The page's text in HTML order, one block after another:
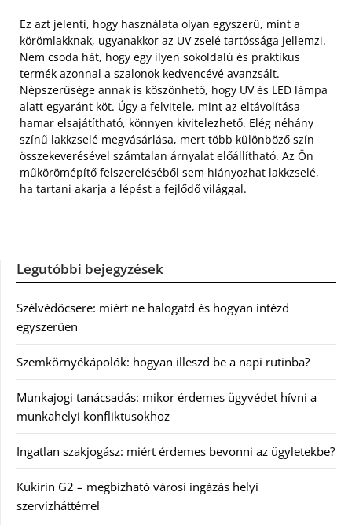
Ez azt jelenti, hogy használata olyan egyszerű, mint a
körömlakknak, ugyanakkor az UV zselé tartóssága jellemzi.
Nem csoda hát, hogy egy ilyen sokoldalú és praktikus
termék azonnal a szalonok kedvencévé avanzsált.
Népszerűsége annak is köszönhető, hogy UV és LED lámpa
alatt egyaránt köt. Úgy a felvitele, mint az eltávolítása
hamar elsajátítható, könnyen kivitelezhető. Elég néhány
színű lakkzselé megvásárlása, mert több különböző szín
összekeverésével számtalan árnyalat előállítható. Az Ön
műkörömépítő felszereléséből sem hiányozhat lakkzselé,
ha tartani akarja a lépést a fejlődő világgal.
Legutóbbi bejegyzések
Szélvédőcsere: miért ne halogatd és hogyan intézd
egyszerűen
Szemkörnyékápolók: hogyan illeszd be a napi rutinba?
Munkajogi tanácsadás: mikor érdemes ügyvédet hívni a
munkahelyi konfliktusokhoz
Ingatlan szakjogász: miért érdemes bevonni az ügyletekbe?
Kukirin G2 – megbízható városi ingázás helyi
szervizháttérrel